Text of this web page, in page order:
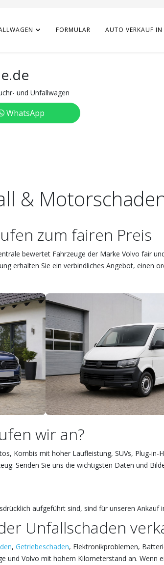
FORMULAR AUTO VERKAUF IN
und Unfallwagen
WhatsApp
&
zum fairen Preis
bewertet Fahrzeuge der Marke Volvo fair
erhalten Sie ein verbindliches Angebot, einen
wir an?
Kombis mit hoher Laufleistung, SUVs, Plug-in-
Senden Sie uns die wichtigsten Daten und
aufgeführt sind, sind für unseren Ankauf
Unfallschaden
, Getriebeschaden, Elektronikproblemen,
und Volvo mit hohem Kilometerstand an. Wenn